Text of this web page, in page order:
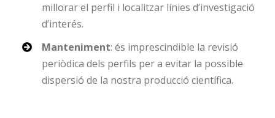
millorar el perfil i localitzar línies d’investigació
d’interés.
Manteniment: és imprescindible la revisió
periòdica dels perfils per a evitar la possible
dispersió de la nostra producció científica.